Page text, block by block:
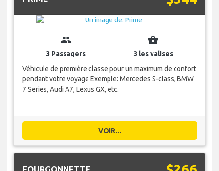
group
3 Passagers
business_center
3 les valises
Véhicule de première classe pour un maximum de confort
pendant votre voyage Exemple: Mercedes S-class, BMW
7 Series, Audi A7, Lexus GX, etc.
VOIR...
FOURGONNETTE